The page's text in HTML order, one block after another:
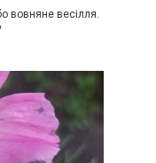
вовняне весілля.